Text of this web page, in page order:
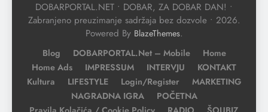
DOBARPORTAL.NET • DOBAR, ZA DOBAR DAN! •
Zabranjeno preuzimanje sadržaja bez dozvole • 2026.
Powered By BlazeThemes.
Blog DOBARPORTAL.net – Mobile
Home
Home Ads
IMPRESSUM INTERVJU
KONTAKT
Kultura
LIFESTYLE Login/Register
MARKETING
NAGRADNA IGRA
POČETNA